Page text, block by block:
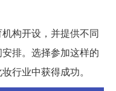
构开设，并提供不同
排。选择参加这样的
行业中获得成功。